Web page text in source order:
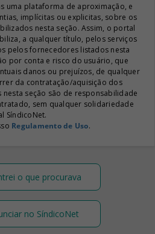
uma plataforma de aproximação, e
implícitas ou explicitas, sobre os
nesta seção. Assim, o portal
a qualquer título, pelos serviços
pelos fornecedores listados nesta
por conta e risco do usuário, que
danos ou prejuízos, de qualquer
da contratação/aquisição dos
seção são de responsabilidade
sem qualquer solidariedade
SíndicoNet.
Regulamento de Uso.
o que procurava
no SíndicoNet